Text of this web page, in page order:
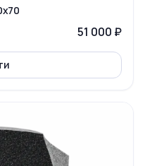
51 000 ₽